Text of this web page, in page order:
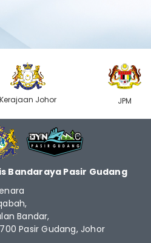
Kerajaan Johor JPM
Bandaraya Pasir Gudang
Bandar,
Pasir Gudang, Johor